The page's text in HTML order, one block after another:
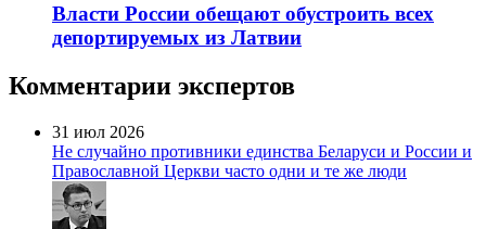
Власти России обещают обустроить всех
депортируемых из Латвии
Комментарии экспертов
31 июл 2026
Не случайно противники единства Беларуси и России и
Православной Церкви часто одни и те же люди